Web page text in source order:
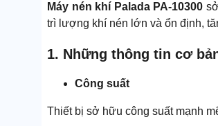
Máy nén khí Palada PA-10300
trì lượng khí nén lớn và ổn định,
1. Những thông tin cơ
Công suất
Thiết bị sở hữu công suất mạnh